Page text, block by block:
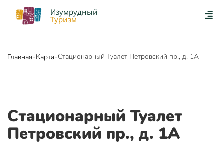
Изумрудный
Туризм
Главная-Карта-Стационарный Туалет Петровский пр., д. 1А
Стационарный Туалет
Петровский пр., д. 1А